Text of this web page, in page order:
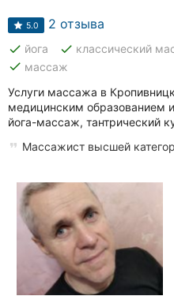
5.0 2 отзыва
done йога done классический
done массаж
Услуги массажа в
медицинским образованием
йога-массаж, тантрический
Массажист высшей